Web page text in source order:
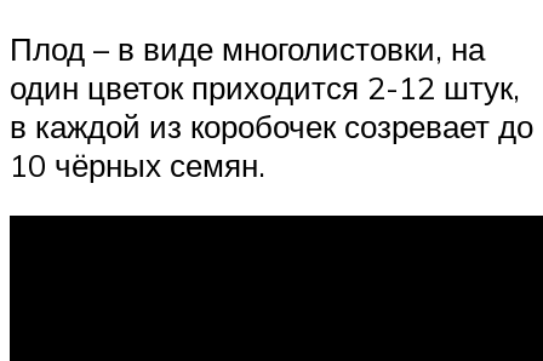
Плод – в виде многолистовки, на
один цветок приходится 2-12 штук,
в каждой из коробочек созревает до
10 чёрных семян.